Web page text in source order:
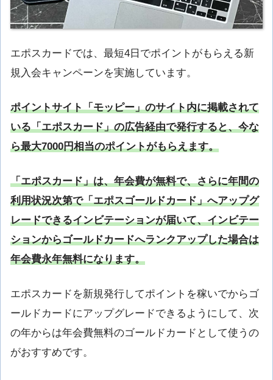
エポスカードでは、最短4日でポイントがもらえる新
規入会キャンペーンを実施しています。
ポイントサイト「モッピー」のサイト内に掲載されて
いる「エポスカード」の広告経由で発行すると、今な
ら最大7000円相当のポイントがもらえます。
「エポスカード」は、年会費が無料で、さらに年間の
利用状況次第で「エポスゴールドカード」へアップグ
レードできるインビテーションが届いて、インビテー
ションからゴールドカードへランクアップした場合は
年会費永年無料になります。
エポスカードを新規発行してポイントを稼いでからゴ
ールドカードにアップグレードできるようにして、次
の年からは年会費無料のゴールドカードとして使うの
がおすすめです。